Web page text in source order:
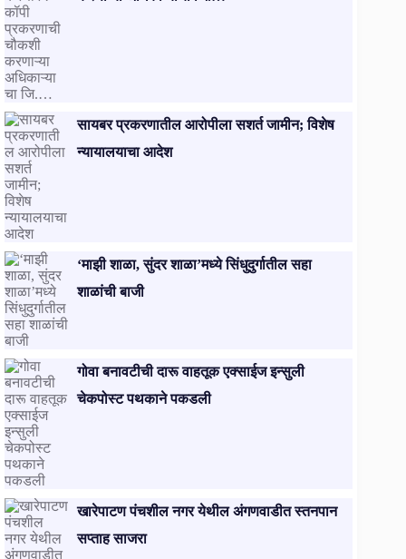
सायबर प्रकरणातील आरोपीला सशर्त जामीन; विशेष
न्यायालयाचा आदेश
‘माझी शाळा, सुंदर शाळा’मध्ये सिंधुदुर्गातील सहा
शाळांची बाजी
गोवा बनावटीची दारू वाहतूक एक्साईज इन्सुली
चेकपोस्ट पथकाने पकडली
खारेपाटण पंचशील नगर येथील अंगणवाडीत स्तनपान
सप्ताह साजरा